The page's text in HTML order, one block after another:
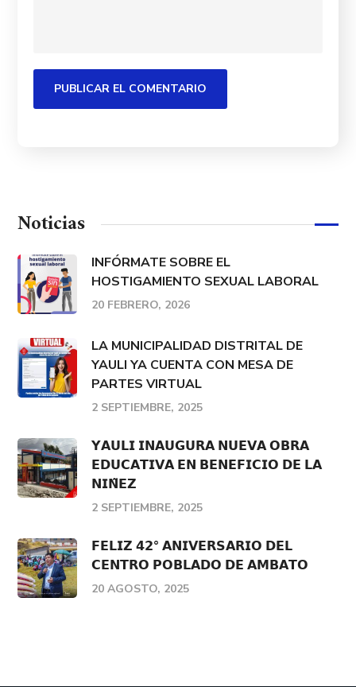
Noticias
INFÓRMATE SOBRE EL
HOSTIGAMIENTO SEXUAL LABORAL
20 FEBRERO, 2026
LA MUNICIPALIDAD DISTRITAL DE
YAULI YA CUENTA CON MESA DE
PARTES VIRTUAL
2 SEPTIEMBRE, 2025
𝗬𝗔𝗨𝗟𝗜 𝗜𝗡𝗔𝗨𝗚𝗨𝗥𝗔 𝗡𝗨𝗘𝗩𝗔 𝗢𝗕𝗥𝗔
𝗘𝗗𝗨𝗖𝗔𝗧𝗜𝗩𝗔 𝗘𝗡 𝗕𝗘𝗡𝗘𝗙𝗜𝗖𝗜𝗢 𝗗𝗘 𝗟𝗔
𝗡𝗜𝗡̃𝗘𝗭
2 SEPTIEMBRE, 2025
𝗙𝗘𝗟𝗜𝗭 𝟰𝟮° 𝗔𝗡𝗜𝗩𝗘𝗥𝗦𝗔𝗥𝗜𝗢 𝗗𝗘𝗟
𝗖𝗘𝗡𝗧𝗥𝗢 𝗣𝗢𝗕𝗟𝗔𝗗𝗢 𝗗𝗘 𝗔𝗠𝗕𝗔𝗧𝗢
20 AGOSTO, 2025